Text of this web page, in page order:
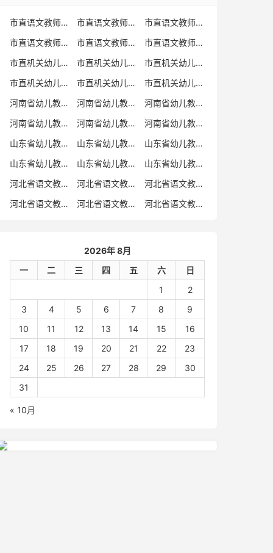
市直语文教师招聘 市直语文教师招聘考试真题
市直语文教师招聘考试真题卷
市直语文教师编制考试真题
市直语文教师编制考试真题卷
市直语文教师考试
市直机关幼儿教师招聘
市直机关幼儿教师考试
市直机关幼儿教师招聘考试真题
市直机关幼儿教师招聘考试真题卷
市直机关幼儿教师编制考试真题卷
市直机关幼儿教师编制考试真题
河南省幼儿教师招聘
河南省幼儿教师考试
河南省幼儿教师招聘考试真题
河南省幼儿教师招聘考试真题卷
河南省幼儿教师编制考试真题
河南省幼儿教师编制考试真题卷
山东省幼儿教师招聘
山东省幼儿教师考试
山东省幼儿教师招聘考试真题
山东省幼儿教师招聘考试真题卷
山东省幼儿教师编制考试真题
山东省幼儿教师编制考试真题卷
河北省语文教师招聘
河北省语文教师招聘考试真题
河北省语文教师招聘考试真题卷
河北省语文教师编制考试真题
河北省语文教师编制考试真题卷 河北省语文教师考试
2026年 8月
一
二 三 四 五 六
日
1
2
3
4 5 6 7 8
9
10
11 12 13 14 15
16
17
18 19 20 21 22
23
24
25 26 27 28 29
30
31
« 10月